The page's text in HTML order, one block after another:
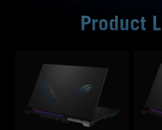
Product